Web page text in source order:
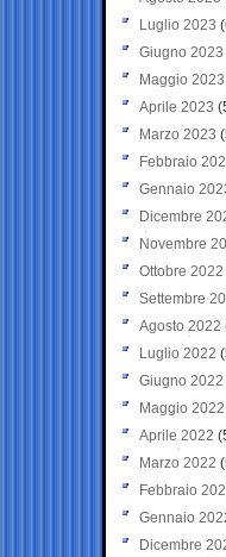
Luglio 2023
Giugno 2023
Maggio 2023
Aprile 2023
Marzo 2023
Febbraio
Gennaio
Dicembre
Novembre
Ottobre 2022
Settembre
Agosto 2022
Luglio 2022
Giugno 2022
Maggio 2022
Aprile 2022
Marzo 2022
Febbraio
Gennaio
Dicembre